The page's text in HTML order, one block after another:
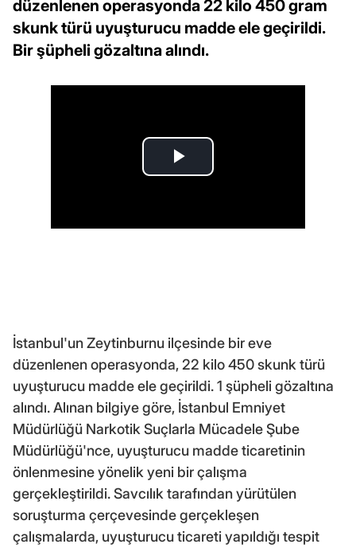
düzenlenen operasyonda 22 kilo 450 gram
skunk türü uyuşturucu madde ele geçirildi.
Bir şüpheli gözaltına alındı.
İstanbul'un Zeytinburnu ilçesinde bir eve
düzenlenen operasyonda, 22 kilo 450 skunk türü
uyuşturucu madde ele geçirildi. 1 şüpheli gözaltına
alındı. Alınan bilgiye göre, İstanbul Emniyet
Müdürlüğü Narkotik Suçlarla Mücadele Şube
Müdürlüğü'nce, uyuşturucu madde ticaretinin
önlenmesine yönelik yeni bir çalışma
gerçekleştirildi. Savcılık tarafından yürütülen
soruşturma çerçevesinde gerçekleşen
çalışmalarda, uyuşturucu ticareti yapıldığı tespit